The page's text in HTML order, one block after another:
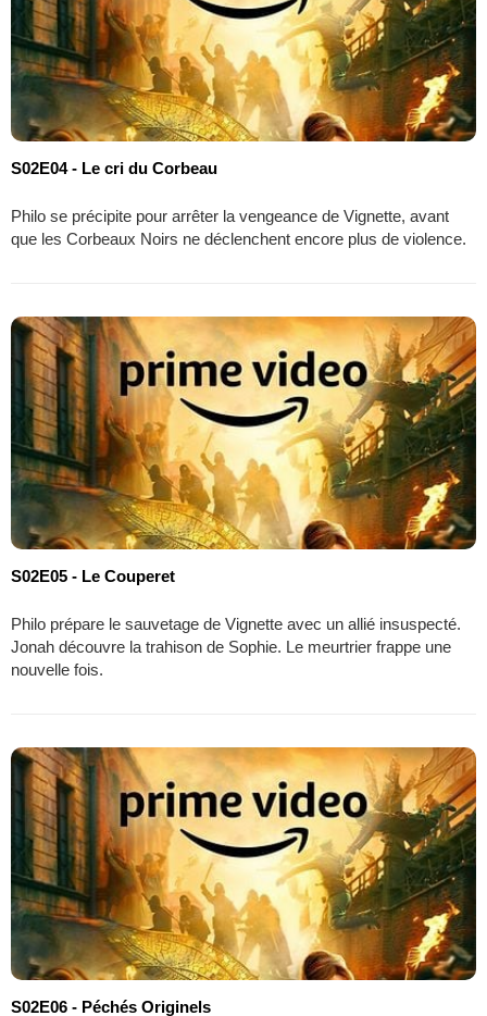
S02E04 - Le cri du Corbeau
Philo se précipite pour arrêter la vengeance de Vignette, avant
que les Corbeaux Noirs ne déclenchent encore plus de violence.
S02E05 - Le Couperet
Philo prépare le sauvetage de Vignette avec un allié insuspecté.
Jonah découvre la trahison de Sophie. Le meurtrier frappe une
nouvelle fois.
S02E06 - Péchés Originels